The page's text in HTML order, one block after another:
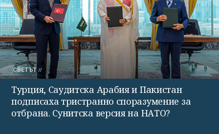
СВЕТЪТ
Турция, Саудитска Арабия и Пакистан
подписаха тристранно споразумение за
отбрана. Сунитска версия на НАТО?